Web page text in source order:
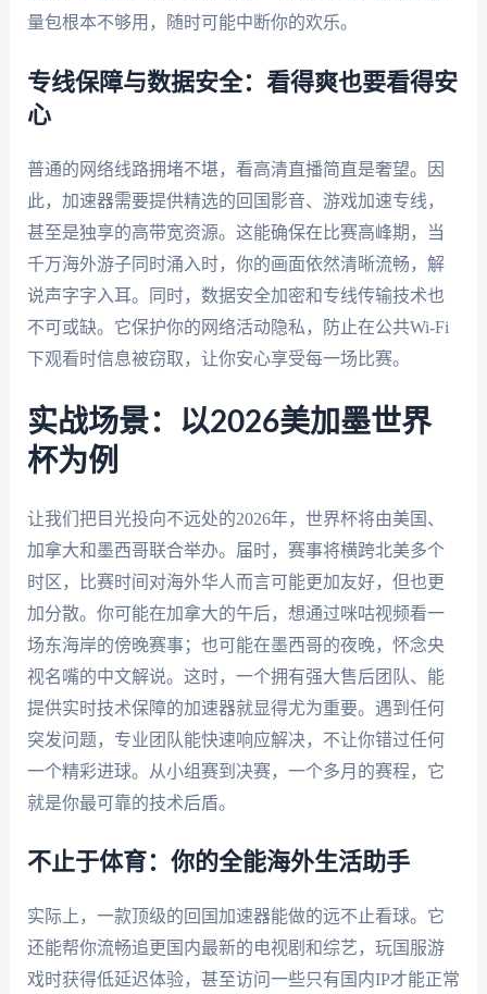
量包根本不够用，随时可能中断你的欢乐。
专线保障与数据安全：看得爽也要看得安
心
普通的网络线路拥堵不堪，看高清直播简直是奢望。因
此，加速器需要提供精选的回国影音、游戏加速专线，
甚至是独享的高带宽资源。这能确保在比赛高峰期，当
千万海外游子同时涌入时，你的画面依然清晰流畅，解
说声字字入耳。同时，数据安全加密和专线传输技术也
不可或缺。它保护你的网络活动隐私，防止在公共Wi-Fi
下观看时信息被窃取，让你安心享受每一场比赛。
实战场景：以2026美加墨世界
杯为例
让我们把目光投向不远处的2026年，世界杯将由美国、
加拿大和墨西哥联合举办。届时，赛事将横跨北美多个
时区，比赛时间对海外华人而言可能更加友好，但也更
加分散。你可能在加拿大的午后，想通过咪咕视频看一
场东海岸的傍晚赛事；也可能在墨西哥的夜晚，怀念央
视名嘴的中文解说。这时，一个拥有强大售后团队、能
提供实时技术保障的加速器就显得尤为重要。遇到任何
突发问题，专业团队能快速响应解决，不让你错过任何
一个精彩进球。从小组赛到决赛，一个多月的赛程，它
就是你最可靠的技术后盾。
不止于体育：你的全能海外生活助手
实际上，一款顶级的回国加速器能做的远不止看球。它
还能帮你流畅追更国内最新的电视剧和综艺，玩国服游
戏时获得低延迟体验，甚至访问一些只有国内IP才能正常